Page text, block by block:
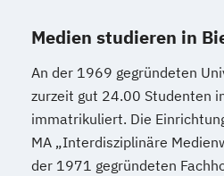
Medien studieren in
An der 1969 gegründeten
zurzeit gut 24.00 Studenten
immatrikuliert. Die
MA „Interdisziplinäre
der 1971 gegründeten